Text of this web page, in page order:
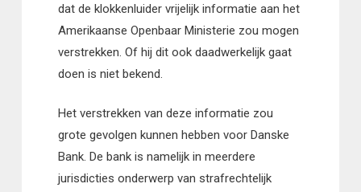
dat de klokkenluider vrijelijk informatie aan het
Amerikaanse Openbaar Ministerie zou mogen
verstrekken. Of hij dit ook daadwerkelijk gaat
doen is niet bekend.
Het verstrekken van deze informatie zou
grote gevolgen kunnen hebben voor Danske
Bank. De bank is namelijk in meerdere
jurisdicties onderwerp van strafrechtelijk